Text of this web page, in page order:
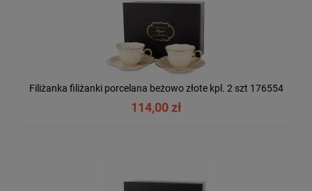
Filiżanka filiżanki porcelana beżowo złote kpl. 2 szt 176554
114,00 zł